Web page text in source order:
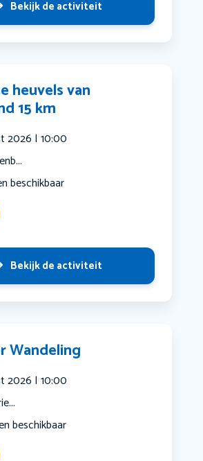
Bekijk de activiteit
heuvels van
15 km
2026 | 10:00
beschikbaar
Bekijk de activiteit
Wandeling
2026 | 10:00
beschikbaar